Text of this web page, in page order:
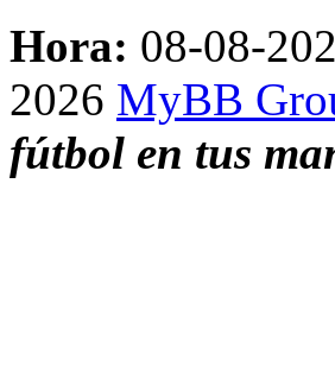
Hora: 08-08-
2026 MyBB
fútbol en tus